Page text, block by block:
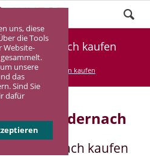
uns, diese
die Tools
Website-
unsere
das
Sind Sie
dafür
in Andernach kaufen
Betreutes Wohnen kaufen
in Andernach
in Andernach kaufen